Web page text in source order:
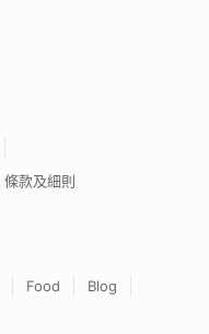
條款及細則
Food
Blog